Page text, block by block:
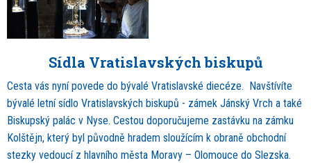
Sídla Vratislavských biskupů
Cesta vás nyní povede do bývalé Vratislavské diecéze. Navštívíte
bývalé letní sídlo Vratislavských biskupů - zámek Jánský Vrch a také
Biskupský palác v Nyse. Cestou doporučujeme zastávku na zámku
Kolštějn, který byl původně hradem sloužícím k obraně obchodní
stezky vedoucí z hlavního města Moravy – Olomouce do Slezska.